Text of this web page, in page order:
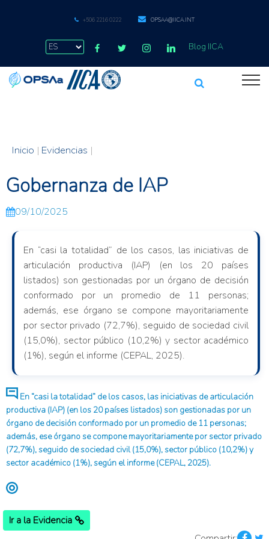
+506 2216 0222 OPSAA@IICA.INT
Blog IICA
Inicio | Evidencias |
Gobernanza de IAP
09/10/2025
En “casi la totalidad” de los casos, las iniciativas de
articulación productiva (IAP) (en los 20 países
listados) son gestionadas por un órgano de decisión
conformado por un promedio de 11 personas;
además, ese órgano se compone mayoritariamente
por sector privado (72,7%), seguido de sociedad civil
(15,0%), sector público (10,2%) y sector académico
(1%), según el informe (CEPAL, 2025).
En “casi la totalidad” de los casos, las iniciativas de articulación
productiva (IAP) (en los 20 países listados) son gestionadas por un
órgano de decisión conformado por un promedio de 11 personas;
además, ese órgano se compone mayoritariamente por sector privado
(72,7%), seguido de sociedad civil (15,0%), sector público (10,2%) y
sector académico (1%), según el informe (CEPAL, 2025).
Ir a la Evidencia